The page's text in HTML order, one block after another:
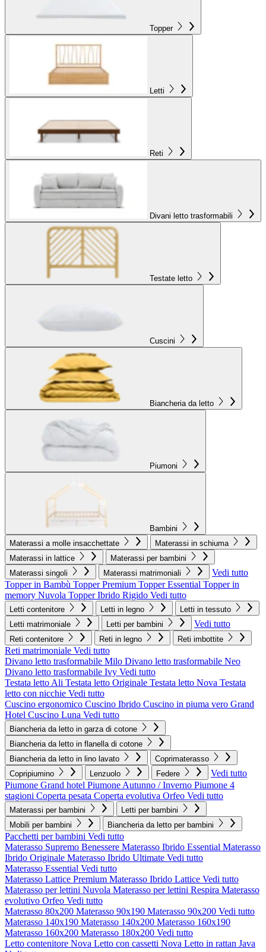
Topper
Letti
Reti
Divani letto trasformabili
Testate letto
Cuscini
Biancheria da letto
Piumoni
Bambini
Materassi a molle insacchettate
Materassi in schiuma
Materassi in lattice
Materassi per bambini
Materassi singoli
Materassi matrimoniali
Vedi tutto
Topper in Bambù Topper Premium Topper Essential Topper in
memory Nuvola Topper Ibrido Rigido Vedi tutto
Letti contenitore Letti in legno
Letti in tessuto
Letti matrimoniale
Letti per bambini Vedi tutto
Reti contenitore Reti in legno Reti imbottite
Reti matrimoniale Vedi tutto
Divano letto trasformabile Milo Divano letto trasformabile Neo
Divano letto trasformabile Ivy Vedi tutto
Testata letto Ali Testata letto Originale Testata letto Nova Testata
letto con nicchie Vedi tutto
Cuscino ergonomico Cuscino Ibrido Cuscino in piuma vero Grand
Hotel Cuscino Luna Vedi tutto
Biancheria da letto in garza di cotone
Biancheria da letto in flanella di cotone
Biancheria da letto in lino lavato
Coprimaterasso
Copripiumino
Lenzuolo Federe
Vedi tutto
Piumone Grand hotel Piumone Autunno / Inverno Piumone 4
stagioni Coperta pesata Coperta evolutiva Orfeo Vedi tutto
Materassi per bambini
Letti per bambini
Mobili per bambini
Biancheria da letto per bambini
Pacchetti per bambini Vedi tutto
Materasso Supremo Benessere Materasso Ibrido Essential Materasso
Ibrido Originale Materasso Ibrido Ultimate Vedi tutto
Materasso Essential Vedi tutto
Materasso Lattice Premium Materasso Ibrido Lattice Vedi tutto
Materasso per lettini Nuvola Materasso per lettini Respira Materasso
evolutivo Orfeo Vedi tutto
Materasso 80x200 Materasso 90x190 Materasso 90x200 Vedi tutto
Materasso 140x190 Materasso 140x200 Materasso 160x190
Materasso 160x200 Materasso 180x200 Vedi tutto
Letto contenitore Nova Letto con cassetti Nova Letto in rattan Java